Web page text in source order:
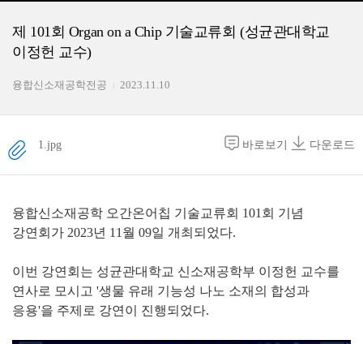
제 101회 Organ on a Chip 기술교류회 (성균관대학교
이정헌 교수)
융합신소재공학전공 2023.11.10
1.jpg 바로보기 다운로드
융합신소재공학 오간온어칩 기술교류회 101회 기념
강연회가 2023년 11월 09일 개최되었다.
이번 강연회는 성균관대학교 신소재공학부 이정헌 교수를
연사로 모시고 '생물 유래 기능성 나노 소재의 합성과
응용'을 주제로 강연이 진행되었다.